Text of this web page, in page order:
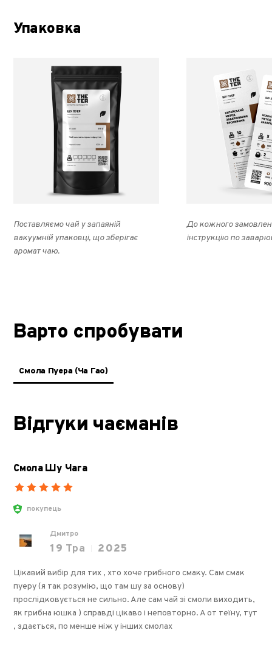
Упаковка
Поставляємо чай у запаяній
вакуумній упаковці, що зберігає
аромат чаю.
До кожного
інструкцію по
Варто спробувати
Смола Пуера (Ча Гао)
Відгуки чаєманів
Смола Шу Чага
покупець
Дмитро
19 Тра 2025
Цікавий вибір для тих , хто хоче грибного смаку. Сам смак
пуеру (я так розумію, що там шу за основу)
прослідковується не сильно. Але сам чай зі смоли виходить,
як грибна юшка ) справді цікаво і неповторно. А от теїну, тут
, здається, по менше ніж у інших смолах